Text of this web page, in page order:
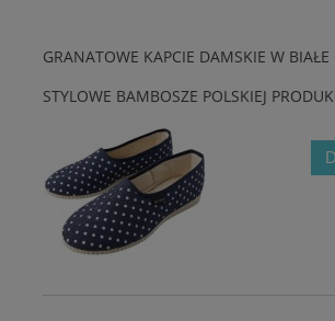
GRANATOWE KAPCIE DAMSKIE W BIAŁE
STYLOWE BAMBOSZE POLSKIEJ